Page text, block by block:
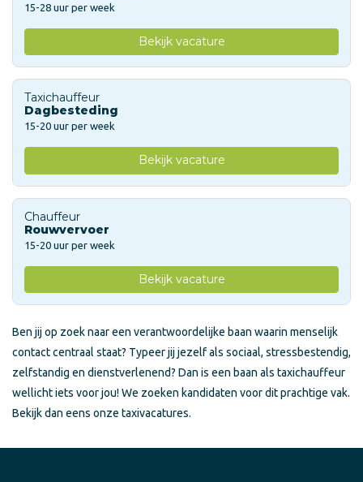
15-28 uur per week
Bekijk vacature
Taxichauffeur
Dagbesteding
15-20 uur per week
Bekijk vacature
Chauffeur
Rouwvervoer
15-20 uur per week
Bekijk vacature
Ben jij op zoek naar een verantwoordelijke baan waarin menselijk
contact centraal staat? Typeer jij jezelf als sociaal, stressbestendig,
zelfstandig en dienstverlenend? Dan is een baan als taxichauffeur
wellicht iets voor jou! We zoeken kandidaten voor dit prachtige vak.
Bekijk dan eens onze taxivacatures.